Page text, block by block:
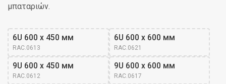
μπαταριών.
6U 600 x 450 мм
RAC.0613
6U 600 x 600 мм
RAC.0621
9U 600 x 450 мм
RAC.0612
9U 600 x 600 мм
RAC.0617